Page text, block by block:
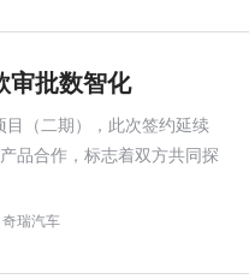
审批数智化
（二期），此次签约延续
品合作，标志着双方共同探
奇瑞汽车